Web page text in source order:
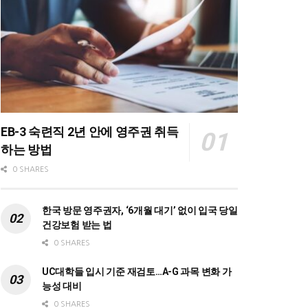
EB-3 숙련직 2년 안에 영주권 취득
하는 방법
0 SHARES
한국 방문 영주권자, ‘6개월 대기’ 없이 입국 당일
건강보험 받는 법
0 SHARES
UC대학들 입시 기준 재검토…A-G 과목 변화 가
능성 대비
0 SHARES